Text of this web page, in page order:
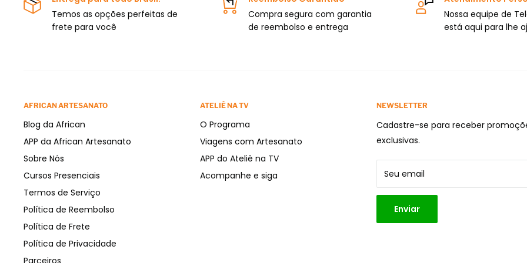
Temos as opções perfeitas de
frete para você
Compra segura com garantia
de reembolso e entrega
Nossa equipe de
está aqui para lhe
AFRICAN ARTESANATO
Blog da African
APP da African Artesanato
Sobre Nós
Cursos Presenciais
Termos de Serviço
Política de Reembolso
Política de Frete
Política de Privacidade
ATELIÊ NA TV
O Programa
Viagens com Artesanato
APP do Ateliê na TV
Acompanhe e siga
NEWSLETTER
Cadastre-se para receber
exclusivas.
Seu email
Enviar